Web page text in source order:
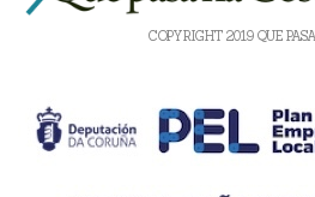
COPYRIGHT 2019 QUE